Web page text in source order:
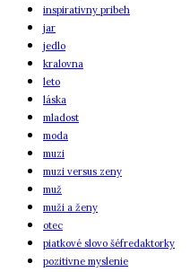
inspirativny pribeh
jar
jedlo
kralovna
leto
láska
mladost
moda
muzi
muzi versus zeny
muž
muži a ženy
otec
piatkové slovo šéfredaktorky
pozitivne myslenie